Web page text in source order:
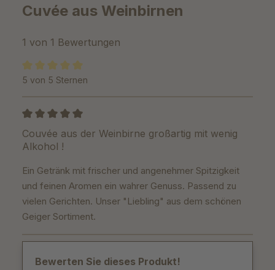
Cuvée aus Weinbirnen
1 von 1 Bewertungen
Durchschnittliche Bewertung von 5 von 5 Sternen
5 von 5 Sternen
Bewertung mit 5 von 5 Sternen
Couvée aus der Weinbirne großartig mit wenig
Alkohol !
Ein Getränk mit frischer und angenehmer Spitzigkeit
und feinen Aromen ein wahrer Genuss. Passend zu
vielen Gerichten. Unser "Liebling" aus dem schönen
Geiger Sortiment.
Bewerten Sie dieses Produkt!